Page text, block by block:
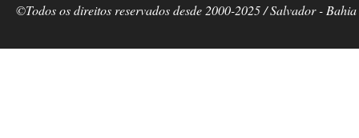
©Todos os direitos reservados desde 2000-2025 / Salvador -